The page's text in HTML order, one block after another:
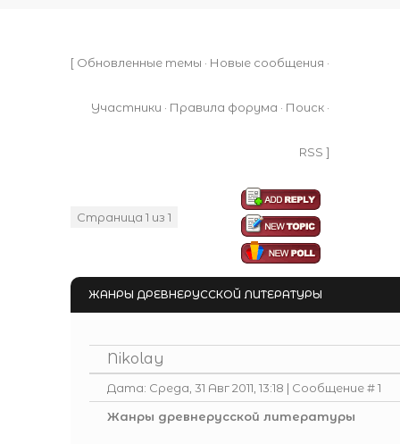
[ Обновленные темы · Новые сообщения ·
Участники · Правила форума · Поиск ·
RSS ]
Страница 1 из 1
ЖАНРЫ ДРЕВНЕРУССКОЙ ЛИТЕРАТУРЫ
Nikolay
Дата: Среда, 31 Авг 2011, 13:18 | Сообщение #1
Жанры древнерусской литературы